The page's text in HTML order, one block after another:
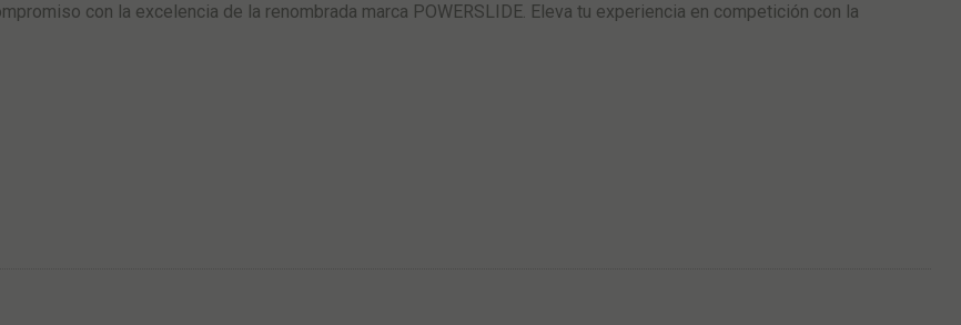
con la excelencia de la renombrada marca POWERSLIDE. Eleva tu experiencia en competición con la